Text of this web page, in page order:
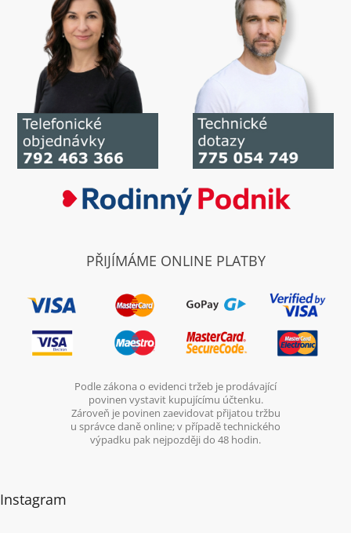
PŘIJÍMÁME ONLINE PLATBY
Podle zákona o evidenci tržeb je prodávající
povinen vystavit kupujícímu účtenku.
Zároveň je povinen zaevidovat přijatou tržbu
u správce daně online; v případě technického
výpadku pak nejpozději do 48 hodin.
Instagram